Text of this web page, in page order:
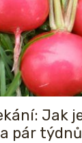
Jak
pár